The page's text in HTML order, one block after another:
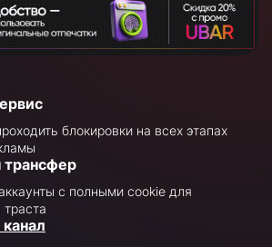
блокировки на всех этапах
трансфер
с полными cookie для